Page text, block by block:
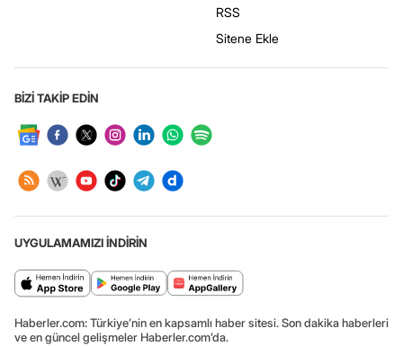
RSS
Sitene Ekle
BİZİ TAKİP EDİN
UYGULAMAMIZI İNDİRİN
Haberler.com: Türkiye’nin en kapsamlı haber sitesi. Son dakika haberleri
ve en güncel gelişmeler Haberler.com’da.